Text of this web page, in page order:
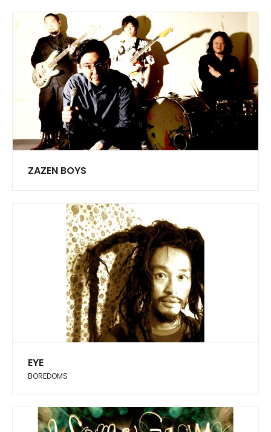
ZAZEN BOYS
EYE
BOREDOMS